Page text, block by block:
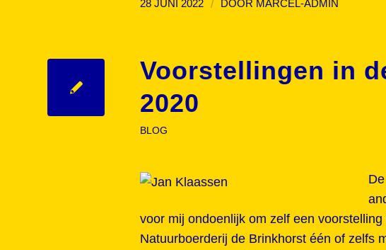
28 JUNI 2022 / DOOR MARCEL-ADMIN
Voorstellingen in
2020
BLOG
voor mij ondoenlijk om zelf een
Natuurboerderij de Brinkhorst één of zelfs